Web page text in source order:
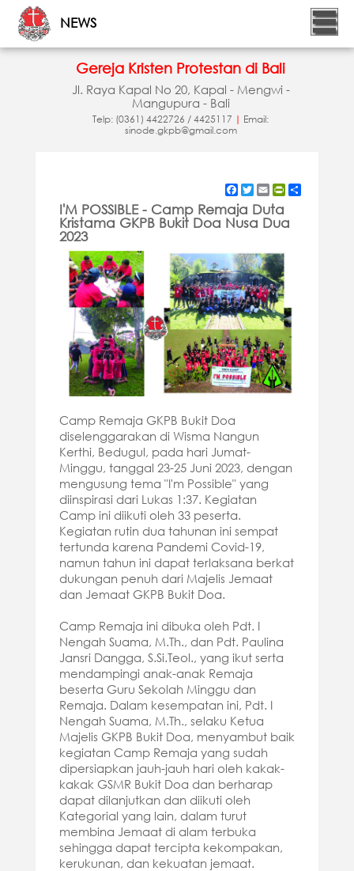
NEWS
Gereja Kristen Protestan di Bali
Jl. Raya Kapal No 20, Kapal - Mengwi -
Mangupura - Bali
Telp: (0361) 4422726 / 4425117 | Email:
sinode.gkpb@gmail.com
Facebook
Twitter
EmailPrintFriendly
I'M POSSIBLE - Camp Remaja Duta
Kristama GKPB Bukit Doa Nusa Dua
2023
Camp Remaja GKPB Bukit Doa
diselenggarakan di Wisma Nangun
Kerthi, Bedugul, pada hari Jumat-
Minggu, tanggal 23-25 Juni 2023, dengan
mengusung tema "I'm Possible" yang
diinspirasi dari Lukas 1:37. Kegiatan
Camp ini diikuti oleh 33 peserta.
Kegiatan rutin dua tahunan ini sempat
tertunda karena Pandemi Covid-19,
namun tahun ini dapat terlaksana berkat
dukungan penuh dari Majelis Jemaat
dan Jemaat GKPB Bukit Doa.
Camp Remaja ini dibuka oleh Pdt. I
Nengah Suama, M.Th., dan Pdt. Paulina
Jansri Dangga, S.Si.Teol., yang ikut serta
mendampingi anak-anak Remaja
beserta Guru Sekolah Minggu dan
Remaja. Dalam kesempatan ini, Pdt. I
Nengah Suama, M.Th., selaku Ketua
Majelis GKPB Bukit Doa, menyambut baik
kegiatan Camp Remaja yang sudah
dipersiapkan jauh-jauh hari oleh kakak-
kakak GSMR Bukit Doa dan berharap
dapat dilanjutkan dan diikuti oleh
Kategorial yang lain, dalam turut
membina Jemaat di alam terbuka
sehingga dapat tercipta kekompakan,
kerukunan, dan kekuatan jemaat.